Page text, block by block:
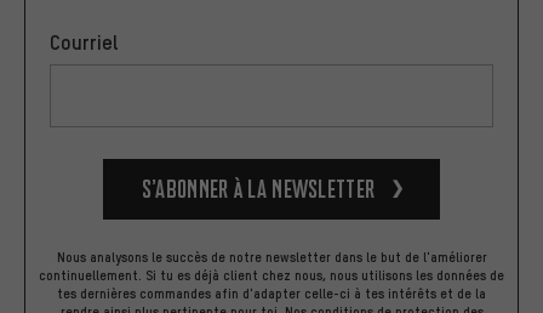
Courriel
S’abonner à la newsletter
Nous analysons le succès de notre newsletter dans le but de l'améliorer
continuellement. Si tu es déjà client chez nous, nous utilisons les données de
tes dernières commandes afin d'adapter celle-ci à tes intérêts et de la